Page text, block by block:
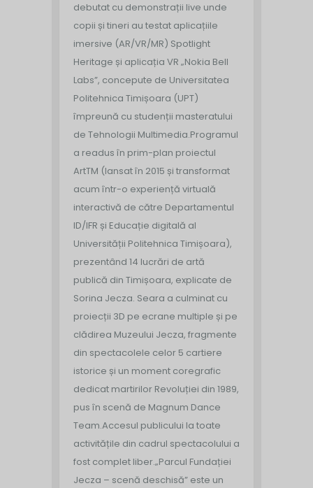
debutat cu demonstrații live unde
copii și tineri au testat aplicațiile
imersive (AR/VR/MR) Spotlight
Heritage și aplicația VR „Nokia Bell
Labs”, concepute de Universitatea
Politehnica Timișoara (UPT)
împreună cu studenții masteratului
de Tehnologii Multimedia.Programul
a readus în prim-plan proiectul
ArtTM (lansat în 2015 și transformat
acum într-o experiență virtuală
interactivă de către Departamentul
ID/IFR și Educație digitală al
Universității Politehnica Timișoara),
prezentând 14 lucrări de artă
publică din Timișoara, explicate de
Sorina Jecza. Seara a culminat cu
proiecții 3D pe ecrane multiple și pe
clădirea Muzeului Jecza, fragmente
din spectacolele celor 5 cartiere
istorice și un moment coregrafic
dedicat martirilor Revoluției din 1989,
pus în scenă de Magnum Dance
Team.Accesul publicului la toate
activitățile din cadrul spectacolului a
fost complet liber.„Parcul Fundației
Jecza – scenă deschisă” este un